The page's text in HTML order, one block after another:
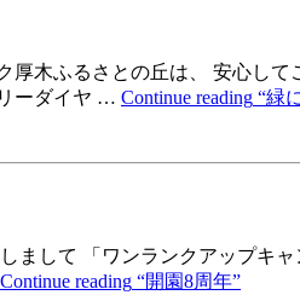
厚木ふるさとの丘は、 安心し
ーダイヤ … Continue reading “緑
まして 「ワンランクアップキ
Continue reading “開園8周年”